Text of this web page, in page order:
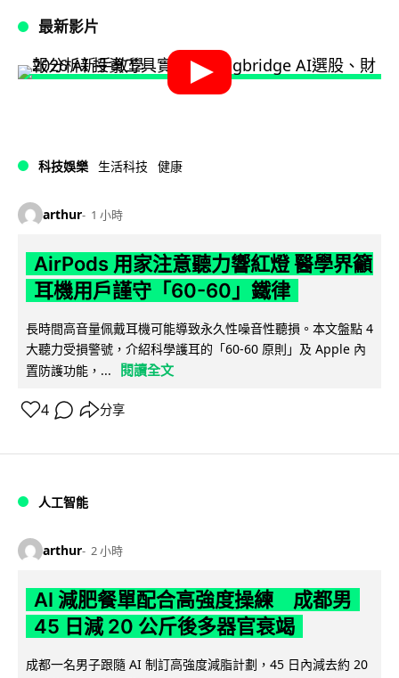
最新影片
科技娛樂 生活科技 健康
arthur 1 小時
AirPods 用家注意聽力響紅燈 醫學界籲
耳機用戶謹守「60-60」鐵律
長時間高音量佩戴耳機可能導致永久性噪音性聽損。本文盤點 4
大聽力受損警號，介紹科學護耳的「60-60 原則」及 Apple 內
置防護功能，...
閱讀全文
4 分享
人工智能
arthur 2 小時
AI 減肥餐單配合高強度操練 成都男
45 日減 20 公斤後多器官衰竭
成都一名男子跟隨 AI 制訂高強度減脂計劃，45 日內減去約 20